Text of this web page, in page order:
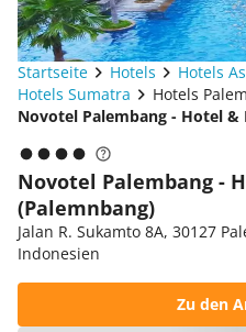
Startseite Hotels Hotels
Hotels Sumatra
Hotels
Novotel Palembang - Hotel &
Novotel Palembang -
(Palemnbang)
Jalan R. Sukamto 8A, 30127
Indonesien
Zu den